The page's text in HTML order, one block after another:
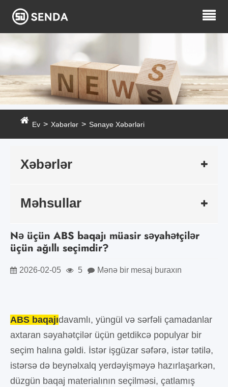
Ev Xəbərlər Sənaye Xəbərləri
Xəbərlər
Məhsullar
Nə üçün ABS baqajı müasir səyahətçilər
üçün ağıllı seçimdir?
2026-02-05 5 Mənə bir mesaj buraxın
ABS baqajıdavamlı, yüngül və sərfəli çamadanlar
axtaran səyahətçilər üçün getdikcə populyar bir
seçim halına gəldi. İstər işgüzar səfərə, istər tətilə,
istərsə də beynəlxalq yerdəyişməyə hazırlaşarkən,
düzgün baqaj materialının seçilməsi, çatlamış